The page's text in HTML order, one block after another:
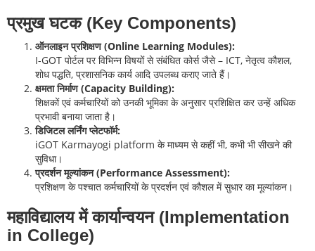
प्रमुख घटक (Key Components)
ऑनलाइन प्रशिक्षण (Online Learning Modules):
I-GOT पोर्टल पर विभिन्न विषयों से संबंधित कोर्स जैसे – ICT, नेतृत्व कौशल,
शोध पद्धति, प्रशासनिक कार्य आदि उपलब्ध कराए जाते हैं।
क्षमता निर्माण (Capacity Building):
शिक्षकों एवं कर्मचारियों को उनकी भूमिका के अनुसार प्रशिक्षित कर उन्हें अधिक
प्रभावी बनाया जाता है।
डिजिटल लर्निंग प्लेटफॉर्म:
iGOT Karmayogi platform के माध्यम से कहीं भी, कभी भी सीखने की
सुविधा।
प्रदर्शन मूल्यांकन (Performance Assessment):
प्रशिक्षण के पश्चात कर्मचारियों के प्रदर्शन एवं कौशल में सुधार का मूल्यांकन।
महाविद्यालय में कार्यान्वयन (Implementation
in College)